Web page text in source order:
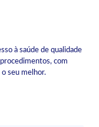
à saúde de qualidade
com
o seu melhor.